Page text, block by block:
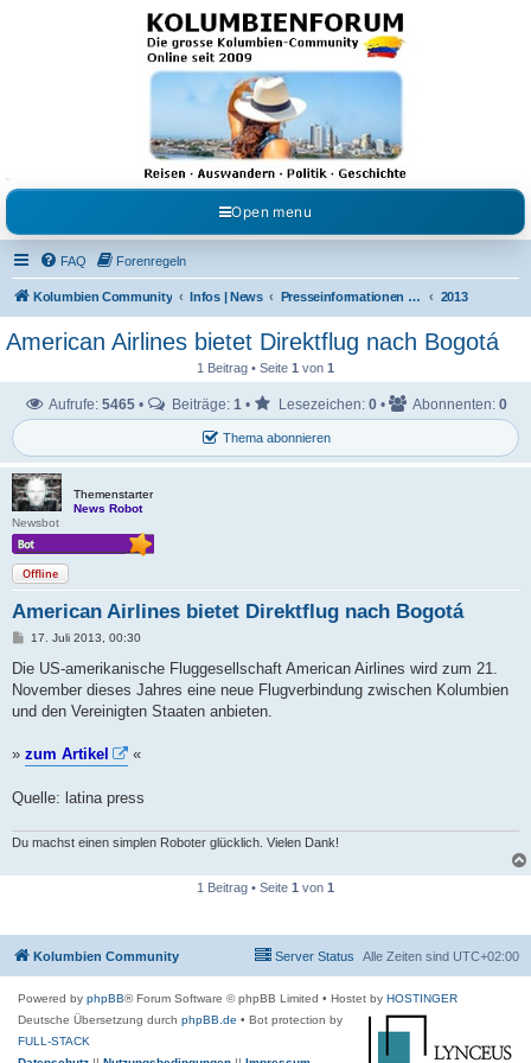
Kolumbienforum - Das
grosse Forum der
Freunde Kolumbiens
Reisen, Auswandern, Kultur, Politik, Geschichte und Visum in Kolumbien und Venezuela.
Austausch, Erfahrungen und Gemeinschaft im Kolumbienforum
Open menu
FAQ Forenregeln
Kolumbien Community Infos | News Presseinformationen & Neuigkeiten 2013
American Airlines bietet Direktflug nach Bogotá
1 Beitrag • Seite 1 von 1
Thema abonnieren
Aufrufe: 5465• Beiträge: 1 • Lesezeichen: 0• Abonnenten: 0
Themenstarter
News Robot
Newsbot
Offline
American Airlines bietet Direktflug nach Bogotá
B
i
r
a
17. Juli 2013, 00:30
Die US-amerikanische Fluggesellschaft American Airlines wird zum 21.
November dieses Jahres eine neue Flugverbindung zwischen Kolumbien
und den Vereinigten Staaten anbieten.
» zum Artikel «
Quelle: latina press
Du machst einen simplen Roboter glücklich. Vielen Dank!
1 Beitrag • Seite 1 von 1
Kolumbien Community Alle Zeiten sind UTC+02:00
Server Status
Powered by phpBB® Forum Software © phpBB Limited • Hostet by HOSTINGER
Deutsche Übersetzung durch phpBB.de • Bot protection by
FULL-STACK